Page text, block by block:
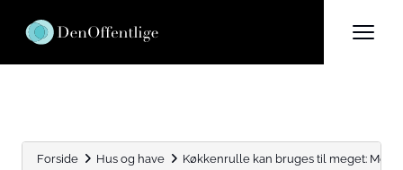
Forside Hus og have Køkkenrulle kan bruges til meget: Men